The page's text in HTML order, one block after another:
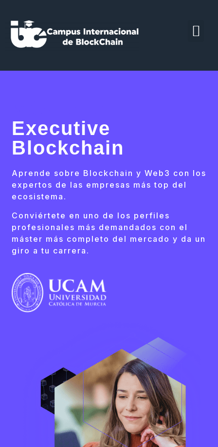
Executive
Blockchain
Aprende sobre Blockchain y Web3 con los
expertos de las empresas más top del
ecosistema.
Conviértete en uno de los perfiles
profesionales más demandados con el
máster más completo del mercado y da un
giro a tu carrera.